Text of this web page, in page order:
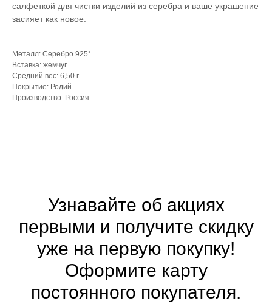
салфеткой для чистки изделий из серебра и ваше украшение
засияет как новое.
Металл: Серебро 925°
Вставка: жемчуг
Средний вес: 6,50 г
Покрытие: Родий
Производство: Россия
Узнавайте об акциях
первыми и получите скидку
уже на первую покупку!
Оформите карту
постоянного покупателя.